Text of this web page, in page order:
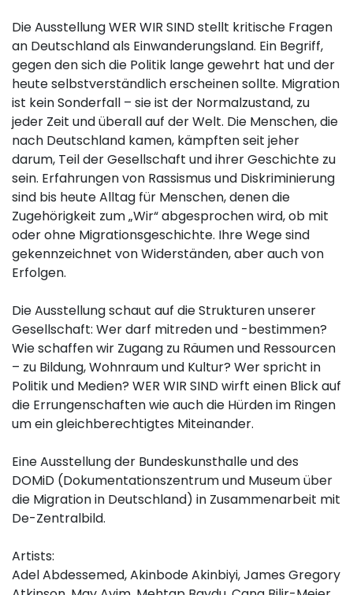
Die Ausstellung WER WIR SIND stellt kritische Fragen
an Deutschland als Einwanderungsland. Ein Begriff,
gegen den sich die Politik lange gewehrt hat und der
heute selbstverständlich erscheinen sollte. Migration
ist kein Sonderfall – sie ist der Normalzustand, zu
jeder Zeit und überall auf der Welt. Die Menschen, die
nach Deutschland kamen, kämpften seit jeher
darum, Teil der Gesellschaft und ihrer Geschichte zu
sein. Erfahrungen von Rassismus und Diskriminierung
sind bis heute Alltag für Menschen, denen die
Zugehörigkeit zum „Wir“ abgesprochen wird, ob mit
oder ohne Migrationsgeschichte. Ihre Wege sind
gekennzeichnet von Widerständen, aber auch von
Erfolgen.
Die Ausstellung schaut auf die Strukturen unserer
Gesellschaft: Wer darf mitreden und -bestimmen?
Wie schaffen wir Zugang zu Räumen und Ressourcen
– zu Bildung, Wohnraum und Kultur? Wer spricht in
Politik und Medien? WER WIR SIND wirft einen Blick auf
die Errungenschaften wie auch die Hürden im Ringen
um ein gleichberechtigtes Miteinander.
Eine Ausstellung der Bundeskunsthalle und des
DOMiD (Dokumentationszentrum und Museum über
die Migration in Deutschland) in Zusammenarbeit mit
De-Zentralbild.
Artists:
Adel Abdessemed, Akinbode Akinbiyi, James Gregory